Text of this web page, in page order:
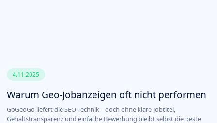
4.11.2025
Warum Geo-Jobanzeigen oft nicht performen
GoGeoGo liefert die SEO-Technik – doch ohne klare Jobtitel,
Gehaltstransparenz und einfache Bewerbung bleibt selbst die beste